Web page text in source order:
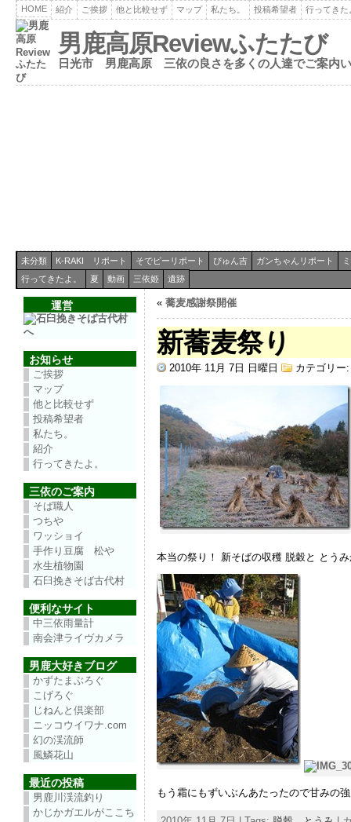
HOME 紹介 ご挨拶 他と比較せず マップ 私たち。 投稿希望者 行ってきた
男鹿高原Reviewふたたび
日光市 男鹿高原 三依の良さを多くの人達でご案内
未分類 K-RAKI リポート そでピーリポート ぴゅん吉 ガンちゃんリポート
行ってきたよ。
夏 動画 三依姫 遺跡
運営
お知らせ
ご挨拶
マップ
他と比較せず
投稿希望者
私たち。
紹介
行ってきたよ。
三依のご案内
そば職人
つちや
ワッショイ
手作り豆腐 松や
水生植物園
石臼挽きそば古代村
便利なサイト
中三依雨量計
南会津ライヴカメラ
男鹿大好きブログ
かずたまぶろぐ
こげろぐ
じねんと倶楽部
ニッコウイワナ.com
幻の渓流師
風鱗花山
最近の投稿
男鹿川渓流釣り
かじかガエルがここち
« 蕎麦感謝祭開催
新蕎麦祭り
2010年 11月 7日 日曜日 カテゴリ
本当の祭り！ 新そばの収穫 脱穀と とう
もう霜にもずいぶんあたったので甘みの